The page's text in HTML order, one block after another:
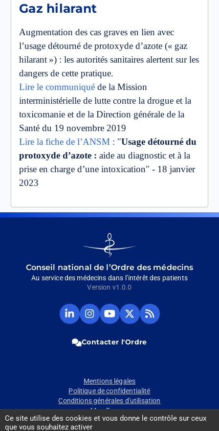
Gaz hilarant
Augmentation des cas graves en lien avec
l’usage détourné de protoxyde d’azote (« gaz
hilarant ») : les autorités sanitaires alertent sur les
dangers de cette pratique.
Lire le communiqué de la Mission
interministérielle de lutte contre la drogue et la
toxicomanie et de la Direction générale de la
Santé du 19 novembre 2019
Lire la fiche de l’ANSM : "Usage détourné du
protoxyde d’azote : aide au diagnostic et à la
prise en charge d’une intoxication" - 18 janvier
2023
Go
to
homepage
Conseil national de l’Ordre des médecins
Au service des médecins dans l’intérêt des patients
Version v1.0.0
Compte
Linkedin
(Ouvrir
onglet)
Compte
Instagram
(Ouvrir
onglet)
Chaine
Youtube
(Ouvrir
onglet)
Compte
Twitter
(Ouvrir
onglet)
Fil
RSS
Contacter l'Ordre
page
Mentions légales
Politique de confidentialité
Conditions générales d'utilisation
Mon Espace
Contact presse
Ce site utilise des cookies et vous donne le contrôle sur ceux
que vous souhaitez activer